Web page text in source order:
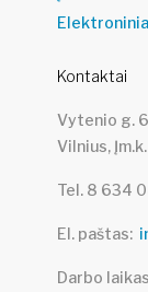
Kontaktai
Vytenio g.
Vilnius,
Tel. 8 634
El. paštas
Darbo laikas